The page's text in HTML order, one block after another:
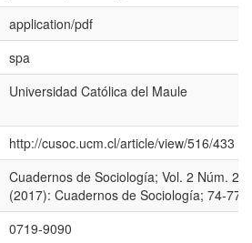
application/pdf
spa
Universidad Católica del Maule
http://cusoc.ucm.cl/article/view/516/433
Cuadernos de Sociología; Vol. 2 Núm. 2
(2017): Cuadernos de Sociología; 74-77
0719-9090